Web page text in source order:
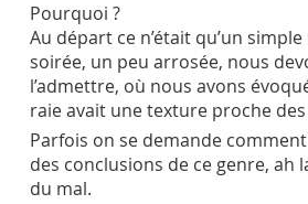
Pourquoi ?
Au départ ce n’était qu’un
soirée, un peu arrosée, nous
l’admettre, où nous avons
raie avait une texture proche
Parfois on se demande
des conclusions de ce genre, ah
du mal.